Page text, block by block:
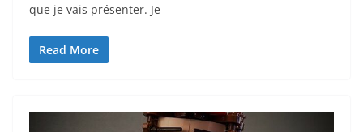
que je vais présenter. Je
Read More